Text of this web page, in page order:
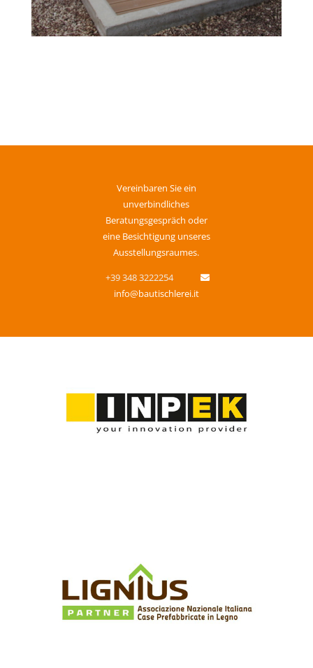
Vereinbaren Sie ein
unverbindliches
Beratungsgespräch oder
eine Besichtigung unseres
Ausstellungsraumes.
+39 348 3222254
info@bautischlerei.it